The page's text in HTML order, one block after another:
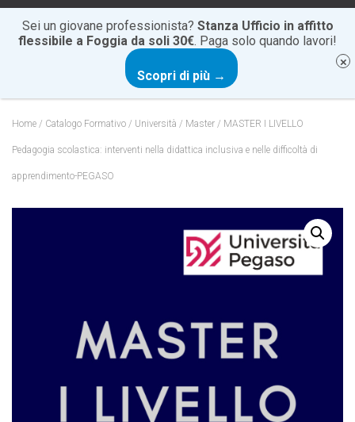
+39 0881 20 60 85
V
N
E
T
Home / Catalogo Formativo / Università / Master / MASTER I LIVELLO
Pedagogia scolastica: interventi nella didattica inclusiva e nelle difficoltà di
apprendimento-PEGASO
Sei un giovane professionista? Stanza Ufficio in affitto
flessibile a Foggia da soli 30€. Paga solo quando lavori!
Scopri di più →